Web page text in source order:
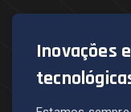
Inovações